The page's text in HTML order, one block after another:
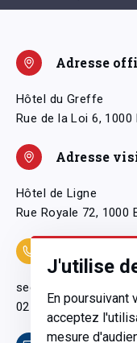
J'utilise
En poursuivant
acceptez
mesure
Adresse
Hôtel du Greffe
Rue de la Loi 6, 1000
Adresse
Hôtel de Ligne
Rue Royale 72, 1000
02 506 38 11